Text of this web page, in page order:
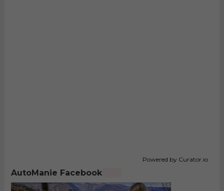
Powered by Curator.io
AutoManie Facebook